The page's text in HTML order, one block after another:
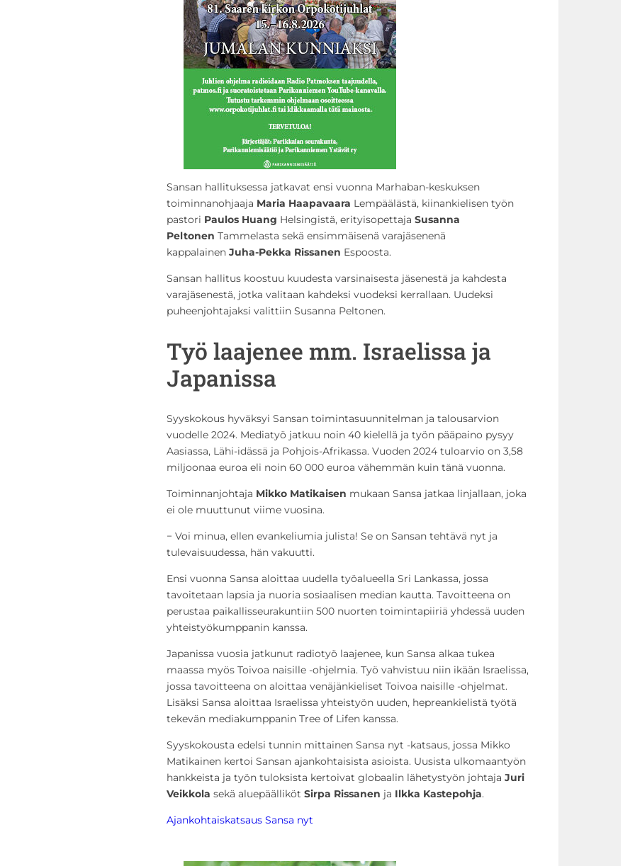
Sansan hallituksessa jatkavat ensi vuonna Marhaban-keskuksen
toiminnanohjaaja Maria Haapavaara Lempäälästä, kiinankielisen työn
pastori Paulos Huang Helsingistä, erityisopettaja Susanna
Peltonen Tammelasta sekä ensimmäisenä varajäsenenä
kappalainen Juha-Pekka Rissanen Espoosta.
Sansan hallitus koostuu kuudesta varsinaisesta jäsenestä ja kahdesta
varajäsenestä, jotka valitaan kahdeksi vuodeksi kerrallaan. Uudeksi
puheenjohtajaksi valittiin Susanna Peltonen.
Työ laajenee mm. Israelissa ja
Japanissa
Syyskokous hyväksyi Sansan toimintasuunnitelman ja talousarvion
vuodelle 2024. Mediatyö jatkuu noin 40 kielellä ja työn pääpaino pysyy
Aasiassa, Lähi-idässä ja Pohjois-Afrikassa. Vuoden 2024 tuloarvio on 3,58
miljoonaa euroa eli noin 60 000 euroa vähemmän kuin tänä vuonna.
Toiminnanjohtaja Mikko Matikaisen mukaan Sansa jatkaa linjallaan, joka
ei ole muuttunut viime vuosina.
− Voi minua, ellen evankeliumia julista! Se on Sansan tehtävä nyt ja
tulevaisuudessa, hän vakuutti.
Ensi vuonna Sansa aloittaa uudella työalueella Sri Lankassa, jossa
tavoitetaan lapsia ja nuoria sosiaalisen median kautta. Tavoitteena on
perustaa paikallisseurakuntiin 500 nuorten toimintapiiriä yhdessä uuden
yhteistyökumppanin kanssa.
Japanissa vuosia jatkunut radiotyö laajenee, kun Sansa alkaa tukea
maassa myös Toivoa naisille -ohjelmia. Työ vahvistuu niin ikään Israelissa,
jossa tavoitteena on aloittaa venäjänkieliset Toivoa naisille -ohjelmat.
Lisäksi Sansa aloittaa Israelissa yhteistyön uuden, hepreankielistä työtä
tekevän mediakumppanin Tree of Lifen kanssa.
Syyskokousta edelsi tunnin mittainen Sansa nyt -katsaus, jossa Mikko
Matikainen kertoi Sansan ajankohtaisista asioista. Uusista ulkomaantyön
hankkeista ja työn tuloksista kertoivat globaalin lähetystyön johtaja Juri
Veikkola sekä aluepäälliköt Sirpa Rissanen ja Ilkka Kastepohja.
Ajankohtaiskatsaus Sansa nyt